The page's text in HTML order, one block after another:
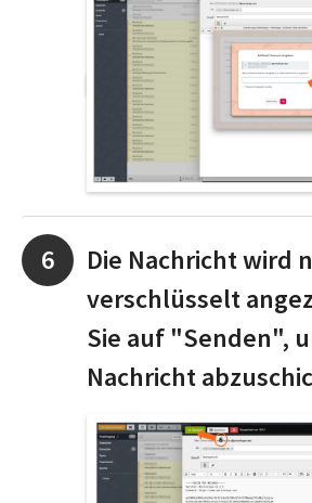
Die Nachricht wird
verschlüsselt
Sie auf "Senden",
Nachricht